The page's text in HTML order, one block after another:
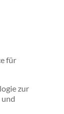
für
zur